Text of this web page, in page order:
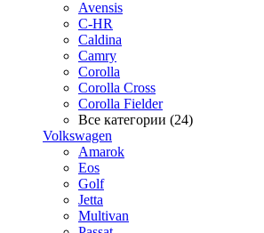
Avensis
C-HR
Caldina
Camry
Corolla
Corolla Cross
Corolla Fielder
Все категории (24)
Volkswagen
Amarok
Eos
Golf
Jetta
Multivan